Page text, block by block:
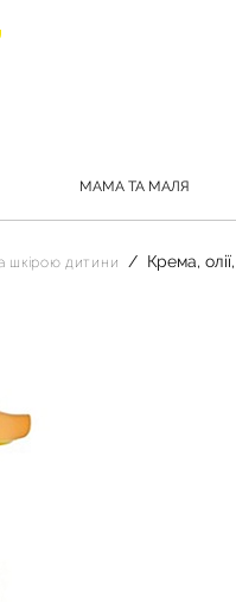
МАМА ТА МАЛЯ
шкірою дитини Крема,